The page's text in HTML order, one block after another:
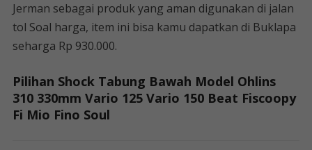
Jerman sebagai produk yang aman digunakan di jalan
tol Soal harga, item ini bisa kamu dapatkan di Buklapa
seharga Rp 930.000.
Pilihan Shock Tabung Bawah Model Ohlins
310 330mm Vario 125 Vario 150 Beat Fiscoopy
Fi Mio Fino Soul